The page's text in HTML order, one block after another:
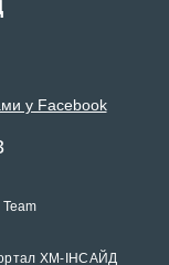
у Facebook
ХМ-ІНСАЙД